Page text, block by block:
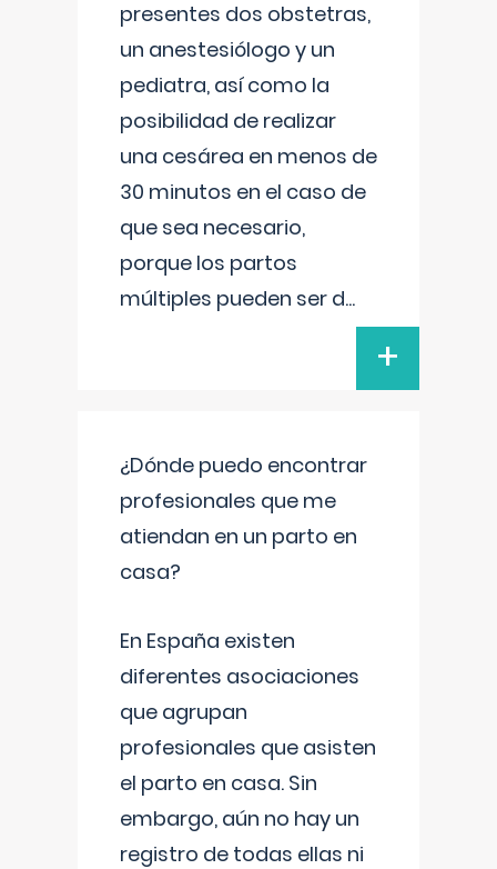
presentes dos obstetras,
un anestesiólogo y un
pediatra, así como la
posibilidad de realizar
una cesárea en menos de
30 minutos en el caso de
que sea necesario,
porque los partos
múltiples pueden ser d...
+
¿Dónde puedo encontrar
profesionales que me
atiendan en un parto en
casa?
En España existen
diferentes asociaciones
que agrupan
profesionales que asisten
el parto en casa. Sin
embargo, aún no hay un
registro de todas ellas ni